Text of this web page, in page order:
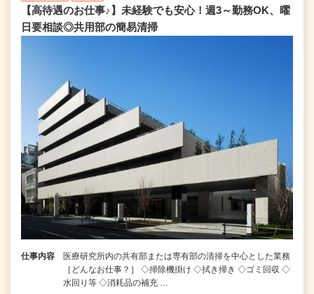
【高待遇のお仕事♪】未経験でも安心！週3～勤務OK、曜
日要相談◎共用部の簡易清掃
仕事内容
医療研究所内の共有部または専有部の清掃を中心とした業務
［どんなお仕事？］ ◇掃除機掛け ◇拭き掃き ◇ゴミ回収 ◇
水回り等 ◇消耗品の補充 …